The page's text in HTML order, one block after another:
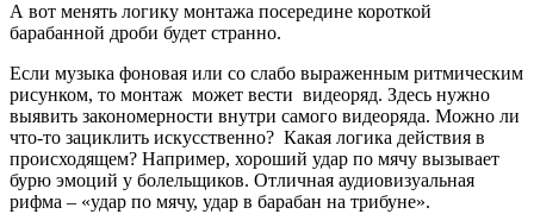
А вот менять логику монтажа посередине короткой
барабанной дроби будет странно.
Если музыка фоновая или со слабо выраженным ритмическим
рисунком, то монтаж может вести видеоряд. Здесь нужно
выявить закономерности внутри самого видеоряда. Можно ли
что-то зациклить искусственно? Какая логика действия в
происходящем? Например, хороший удар по мячу вызывает
бурю эмоций у болельщиков. Отличная аудиовизуальная
рифма – «удар по мячу, удар в барабан на трибуне».